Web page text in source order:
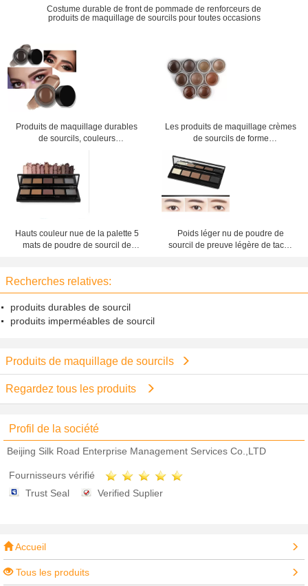
Costume durable de front de pommade de renforceurs de
produits de maquillage de sourcils pour toutes occasions
Produits de maquillage durables
de sourcils, couleurs
sourcil
Les produits de maquillage crèmes
de sourcils de forme
doux de gel de sourcil
Hauts couleur nue de la palette 5
mats de poudre de sourcil de
Poids léger nu de poudre de
sourcil de preuve légère de tache
Recherches relatives:
produits durables de sourcil
produits imperméables de sourcil
Produits de maquillage de sourcils
Regardez tous les produits
Profil de la société
Beijing Silk Road Enterprise Management Services Co.,LTD
Fournisseurs vérifié
Trust Seal
Verified Suplier
Accueil
Tous les produits